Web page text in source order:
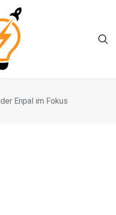
Enpal im Fokus